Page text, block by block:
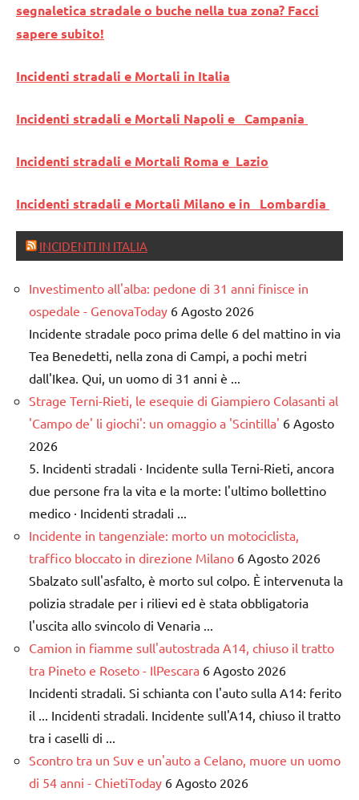
segnaletica stradale o buche nella tua zona? Facci
sapere subito!
Incidenti stradali e Mortali in Italia
Incidenti stradali e Mortali Napoli e Campania
Incidenti stradali e Mortali Roma e Lazio
Incidenti stradali e Mortali Milano e in Lombardia
INCIDENTI IN ITALIA
Investimento all'alba: pedone di 31 anni finisce in
ospedale - GenovaToday 6 Agosto 2026
Incidente stradale poco prima delle 6 del mattino in via
Tea Benedetti, nella zona di Campi, a pochi metri
dall'Ikea. Qui, un uomo di 31 anni è ...
Strage Terni-Rieti, le esequie di Giampiero Colasanti al
'Campo de' li giochi': un omaggio a 'Scintilla' 6 Agosto
2026
5. Incidenti stradali · Incidente sulla Terni-Rieti, ancora
due persone fra la vita e la morte: l'ultimo bollettino
medico · Incidenti stradali ...
Incidente in tangenziale: morto un motociclista,
traffico bloccato in direzione Milano 6 Agosto 2026
Sbalzato sull'asfalto, è morto sul colpo. È intervenuta la
polizia stradale per i rilievi ed è stata obbligatoria
l'uscita allo svincolo di Venaria ...
Camion in fiamme sull'autostrada A14, chiuso il tratto
tra Pineto e Roseto - IlPescara 6 Agosto 2026
Incidenti stradali. Si schianta con l'auto sulla A14: ferito
il ... Incidenti stradali. Incidente sull'A14, chiuso il tratto
tra i caselli di ...
Scontro tra un Suv e un'auto a Celano, muore un uomo
di 54 anni - ChietiToday 6 Agosto 2026